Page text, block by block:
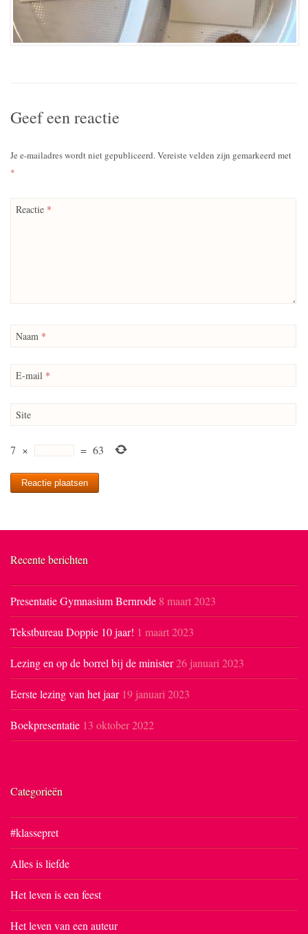
Geef een reactie
Je e-mailadres wordt niet gepubliceerd.Vereiste velden zijn gemarkeerd met
*
Reactie *
Naam *
E-mail *
Site
7 × = 63
Recente berichten
Presentatie Gymnasium Bernrode 8 maart 2023
Tekstbureau Doppie 10 jaar! 1 maart 2023
Lezing en op de borrel bij de minister26 januari 2023
Eerste lezing van het jaar 19 januari 2023
Boekpresentatie 13 oktober 2022
Categorieën
#klassepret
Alles is liefde
Het leven is een feest
Het leven van een auteur